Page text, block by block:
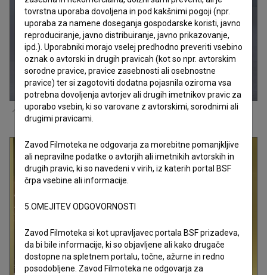
Nagrada Belo se pere na devetdeset (2025)
tovrstna uporaba dovoljena in pod kakšnimi pogoji (npr.
uporaba za namene doseganja gospodarske koristi, javno
reproduciranje, javno distribuiranje, javno prikazovanje,
ipd.). Uporabniki morajo vselej predhodno preveriti vsebino
oznak o avtorski in drugih pravicah (kot so npr. avtorskim
sorodne pravice, pravice zasebnosti ali osebnostne
pravice) ter si zagotoviti dodatna pojasnila oziroma vsa
potrebna dovoljenja avtorjev ali drugih imetnikov pravic za
uporabo vsebin, ki so varovane z avtorskimi, sorodnimi ali
drugimi pravicami.
Zavod Filmoteka ne odgovarja za morebitne pomanjkljive
ali nepravilne podatke o avtorjih ali imetnikih avtorskih in
drugih pravic, ki so navedeni v virih, iz katerih portal BSF
črpa vsebine ali informacije.
5.OMEJITEV ODGOVORNOSTI
Zavod Filmoteka si kot upravljavec portala BSF prizadeva,
da bi bile informacije, ki so objavljene ali kako drugače
dostopne na spletnem portalu, točne, ažurne in redno
posodobljene. Zavod Filmoteka ne odgovarja za